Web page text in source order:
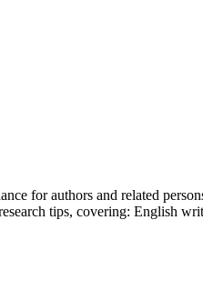
for authors and related
tips, covering: English